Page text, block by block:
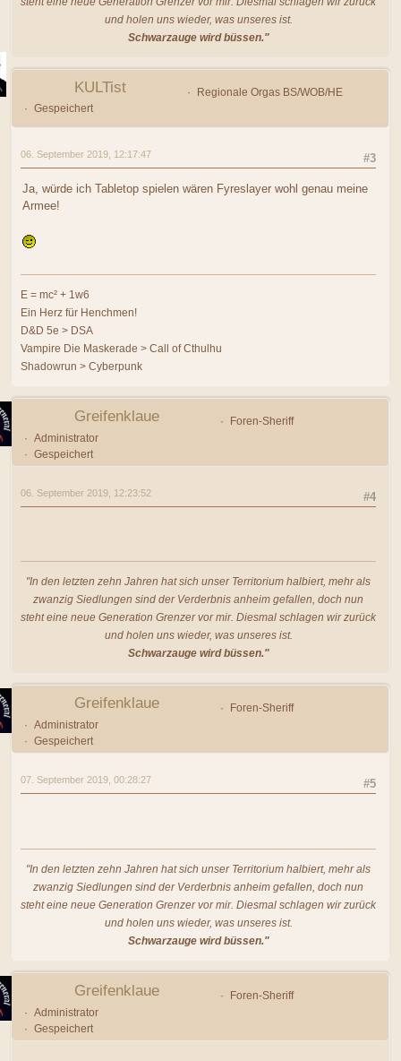
und holen uns wieder, was unseres ist.
Schwarzauge wird büssen."
KULTist
Regionale Orgas BS/WOB/HE
Gespeichert
#3
06. September 2019, 12:17:47
Ja, würde ich Tabletop spielen wären Fyreslayer wohl genau meine
Armee!
E = mc² + 1w6
Ein Herz für Henchmen!
D&D 5e > DSA
Vampire Die Maskerade > Call of Cthulhu
Shadowrun > Cyberpunk
Greifenklaue
Foren-Sheriff
Administrator
Gespeichert
#4
06. September 2019, 12:23:52
"In den letzten zehn Jahren hat sich unser Territorium halbiert, mehr als
zwanzig Siedlungen sind der Verderbnis anheim gefallen, doch nun
steht eine neue Generation Grenzer vor mir. Diesmal schlagen wir zurück
und holen uns wieder, was unseres ist.
Schwarzauge wird büssen."
Greifenklaue
Foren-Sheriff
Administrator
Gespeichert
#5
07. September 2019, 00:28:27
"In den letzten zehn Jahren hat sich unser Territorium halbiert, mehr als
zwanzig Siedlungen sind der Verderbnis anheim gefallen, doch nun
steht eine neue Generation Grenzer vor mir. Diesmal schlagen wir zurück
und holen uns wieder, was unseres ist.
Schwarzauge wird büssen."
Greifenklaue
Foren-Sheriff
Administrator
Gespeichert